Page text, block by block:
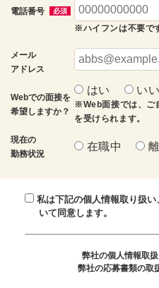
電話番号 必須
※ハイフンは不要で
メール
アドレス
Webでの面接を
希望しますか？
はい いい
※Web面接では、ご
を受けられます。
現在の
勤務状況
在職中
私は下記の個人情報取り扱
いて同意します。
弊社の個人情報取
弊社の応募書類の取